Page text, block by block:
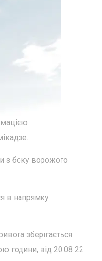
з боку ворожого
в напрямку
зберігається
години, від 20.08 22